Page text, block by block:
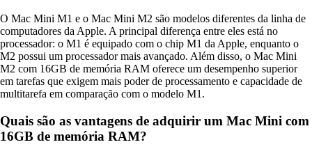
O Mac Mini M1 e o Mac Mini M2 são modelos diferentes da linha de
computadores da Apple. A principal diferença entre eles está no
processador: o M1 é equipado com o chip M1 da Apple, enquanto o
M2 possui um processador mais avançado. Além disso, o Mac Mini
M2 com 16GB de memória RAM oferece um desempenho superior
em tarefas que exigem mais poder de processamento e capacidade de
multitarefa em comparação com o modelo M1.
Quais são as vantagens de adquirir um Mac Mini com
16GB de memória RAM?